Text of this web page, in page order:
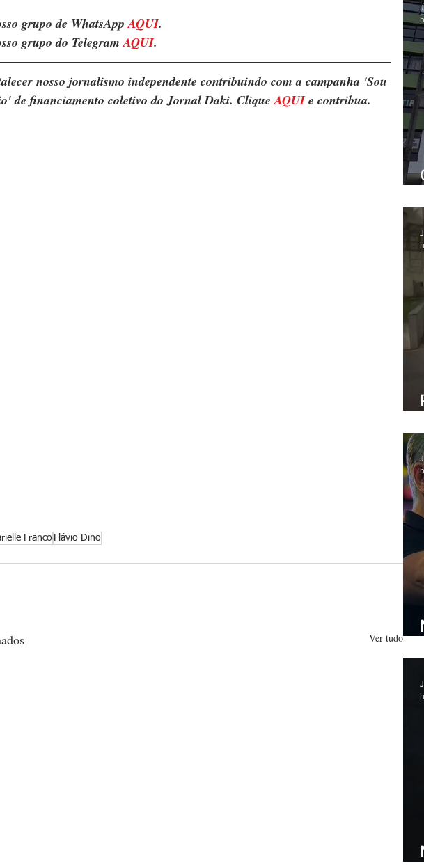
grupo de WhatsApp AQUI.
grupo do Telegram AQUI.
nosso jornalismo independente contribuindo com a campanha 'Sou
de financiamento coletivo do Jornal Daki. Clique AQUI e contribua.
Franco Flávio Dino
Ver tudo